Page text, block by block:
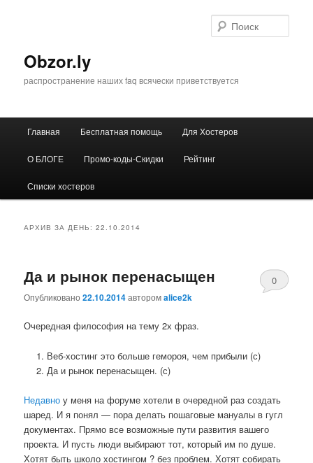
Obzor.ly
распространение наших faq всячески приветствуется
Главная Бесплатная помощь Для Хостеров
О БЛОГЕ Промо-коды-Скидки Рейтинг
Списки хостеров
АРХИВ ЗА ДЕНЬ:22.10.2014
Да и рынок перенасыщен
Опубликовано22.10.2014авторомalice2k
0
Очередная философия на тему 2х фраз.
Веб-хостинг это больше гемороя, чем прибыли (с)
Да и рынок перенасыщен. (с)
Недавно у меня на форуме хотели в очередной раз создать
шаред. И я понял — пора делать пошаговые мануалы в гугл
документах. Прямо все возможные пути развития вашего
проекта. И пусть люди выбирают тот, который им по душе.
Хотят быть школо хостингом ? без проблем. Хотят собирать